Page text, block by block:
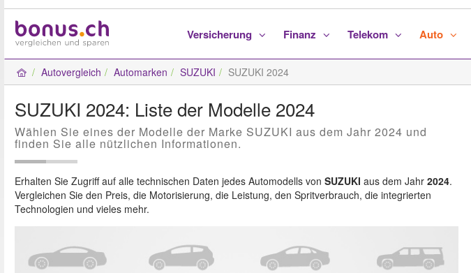
Versicherung Finanz Telekom Auto
Autovergleich Automarken SUZUKI SUZUKI 2024
SUZUKI 2024: Liste der Modelle 2024
Wählen Sie eines der Modelle der Marke SUZUKI aus dem Jahr 2024 und
finden Sie alle nützlichen Informationen.
Erhalten Sie Zugriff auf alle technischen Daten jedes Automodells von SUZUKI aus dem Jahr 2024.
Vergleichen Sie den Preis, die Motorisierung, die Leistung, den Spritverbrauch, die integrierten
Technologien und vieles mehr.